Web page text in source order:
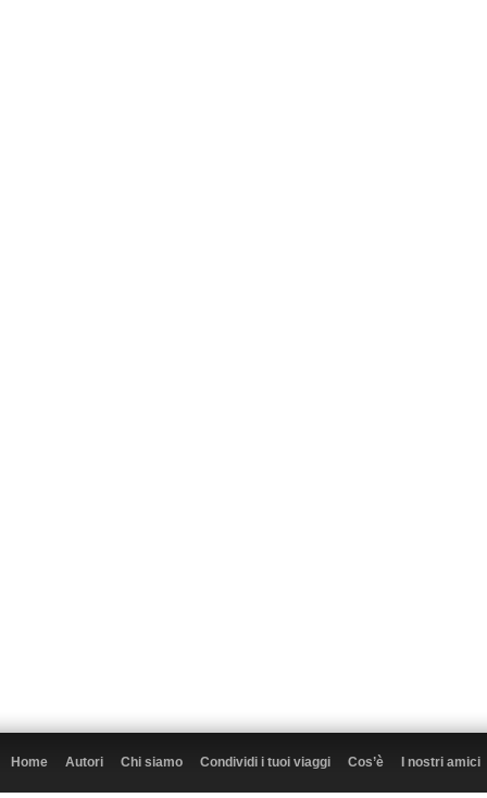
Home Autori Chi siamo Condividi i tuoi viaggi Cos’è I nostri amici